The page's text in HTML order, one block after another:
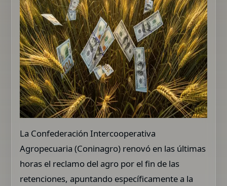
La Confederación Intercooperativa
Agropecuaria (Coninagro) renovó en las últimas
horas el reclamo del agro por el fin de las
retenciones, apuntando específicamente a la